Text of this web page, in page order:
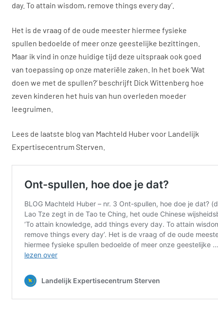
day. To attain wisdom, remove things every day’.
Het is de vraag of de oude meester hiermee fysieke
spullen bedoelde of meer onze geestelijke bezittingen.
Maar ik vind in onze huidige tijd deze uitspraak ook goed
van toepassing op onze materiële zaken. In het boek ‘Wat
doen we met de spullen?’ beschrijft Dick Wittenberg hoe
zeven kinderen het huis van hun overleden moeder
leegruimen.
Lees de laatste blog van Machteld Huber voor Landelijk
Expertisecentrum Sterven.